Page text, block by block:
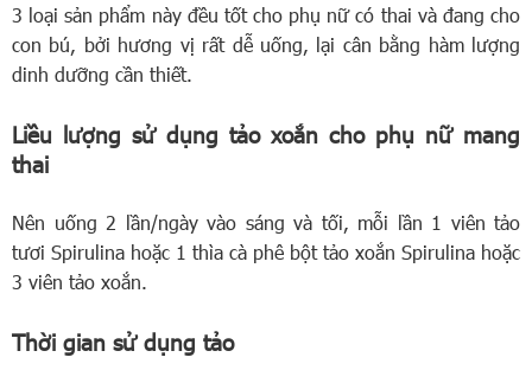
3 loại sản phẩm này đều tốt cho phụ nữ có thai và đang cho
con bú, bởi hương vị rất dễ uống, lại cân bằng hàm lượng
dinh dưỡng cần thiết.
Liều lượng sử dụng tảo xoắn cho phụ nữ mang
thai
Nên uống 2 lần/ngày vào sáng và tối, mỗi lần 1 viên tảo
tươi Spirulina hoặc 1 thìa cà phê bột tảo xoắn Spirulina hoặc
3 viên tảo xoắn.
Thời gian sử dụng tảo